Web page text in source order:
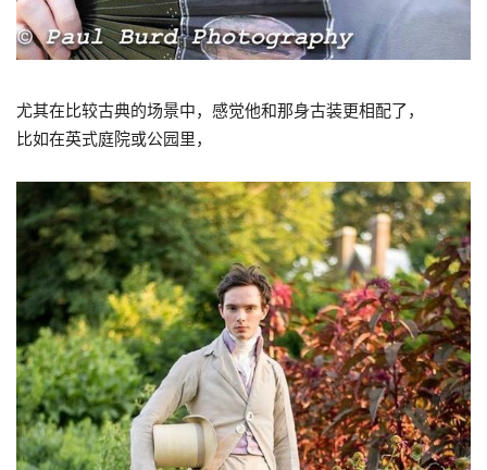
尤其在比较古典的场景中，感觉他和那身古装更相配了，
比如在英式庭院或公园里，